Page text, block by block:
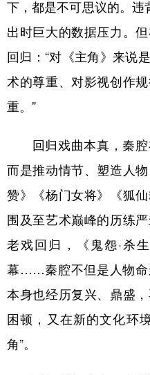
下，都是不可思议的。违
出时巨大的数据压力。
回归：“对《主角》来说
术的尊重、对影视创作
重。”
回归戏曲本真，秦腔
而是推动情节、塑造人
赞》《杨门女将》《狐
围及至艺术巅峰的历练
老戏回归，《鬼怨·杀
幕……秦腔不但是人物命
本身也经历复兴、鼎盛
困顿，又在新的文化环
角”。